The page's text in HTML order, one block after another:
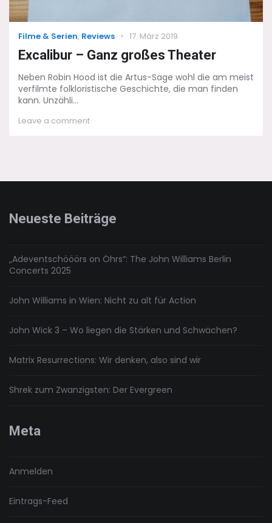
Categories
Filme & Serien, Reviews
Posted
17. März 2019
Excalibur – Ganz großes Theater
Neben Robin Hood ist die Artus-Sage wohl die am meist
verfilmte folkloristische Geschichte, die man finden
kann. Unzähli...
Leave a commenton
Neueste Beiträge
„Adeventschööörs on Öhrs“: The John Williams Berlin
Concerts 2025
John Williams in Wien: Nicht zu alt für Action
John Wick 3 – Wo liegen die Stärken und Schwächen?
Matrix Resurrections: Wir denken, also sind wir
Shrek zum Zwanzigsten: Der Evergreen
Meta
Anmelden
Eintrags-Feed